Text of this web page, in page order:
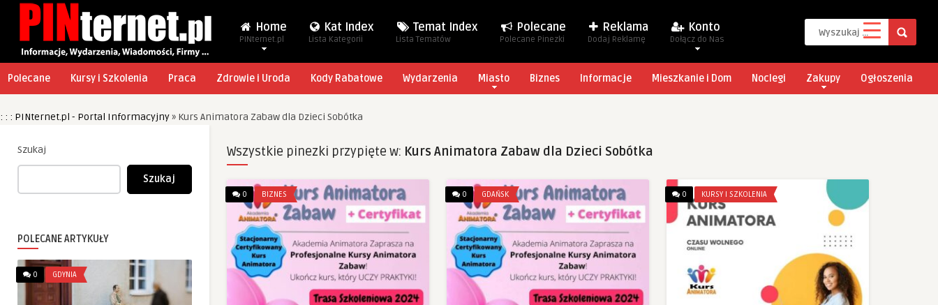
Home
PINternet.pl
Kat Index
Lista Kategorii
Temat Index
Lista Tematów
Polecane
Polecane Pinezki
Reklama
Dodaj Reklamę
Konto
Dołącz do Nas
Polecane Kursy i Szkolenia Praca Zdrowie i Uroda Kody Rabatowe Wydarzenia Miasto Biznes Informacje Mieszkanie i Dom Noclegi Zakupy Ogłoszenia
: : : PINternet.pl - Portal Informacyjny» Kurs Animatora Zabaw dla Dzieci Sobótka
Szukaj
Szukaj
POLECANE ARTYKUŁY
0 GDYNIA
Wszystkie pinezki przypięte w: Kurs Animatora Zabaw dla Dzieci Sobótka
0 BIZNES 0 GDAŃSK 0 KURSY I SZKOLENIA